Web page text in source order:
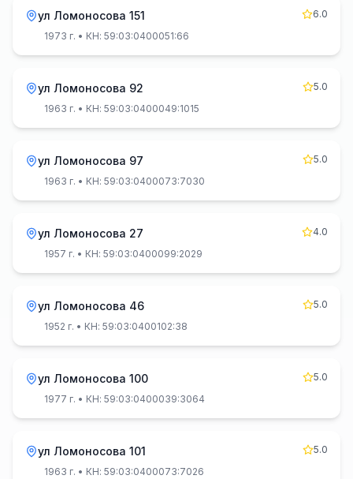
ул Ломоносова 151
6.0
1973 г. • КН: 59:03:0400051:66
ул Ломоносова 92
5.0
1963 г. • КН: 59:03:0400049:1015
ул Ломоносова 97
5.0
1963 г. • КН: 59:03:0400073:7030
ул Ломоносова 27
4.0
1957 г. • КН: 59:03:0400099:2029
ул Ломоносова 46
5.0
1952 г. • КН: 59:03:0400102:38
ул Ломоносова 100
5.0
1977 г. • КН: 59:03:0400039:3064
ул Ломоносова 101
5.0
1963 г. • КН: 59:03:0400073:7026